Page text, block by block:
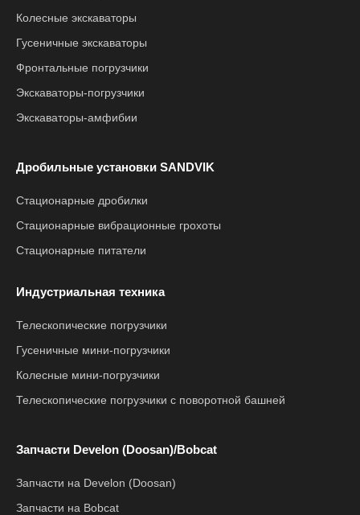
Колесные экскаваторы
Гусеничные экскаваторы
Фронтальные погрузчики
Экскаваторы-погрузчики
Экскаваторы-амфибии
Дробильные установки SANDVIK
Стационарные дробилки
Стационарные вибрационные грохоты
Стационарные питатели
Индустриальная техника
Телескопические погрузчики
Гусеничные мини-погрузчики
Колесные мини-погрузчики
Телескопические погрузчики с поворотной башней
Запчасти Develon (Doosan)/Bobcat
Запчасти на Develon (Doosan)
Запчасти на Bobcat